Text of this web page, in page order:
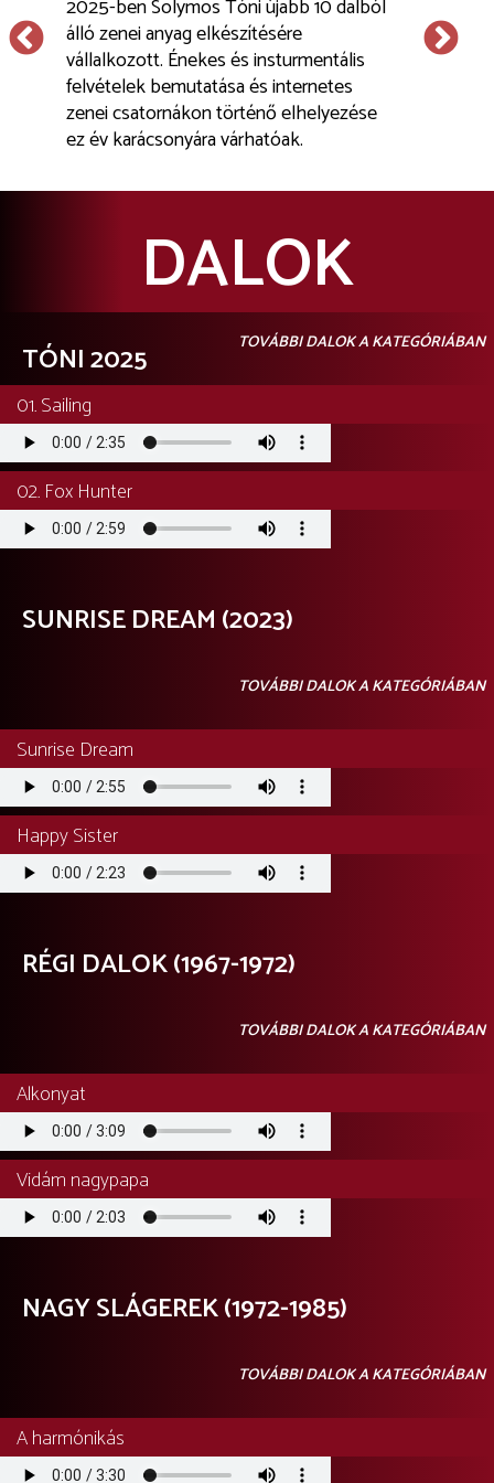
2025-ben Solymos Tóni újabb 10 dalból
álló zenei anyag elkészítésére
vállalkozott. Énekes és insturmentális
felvételek bemutatása és internetes
zenei csatornákon történő elhelyezése
ez év karácsonyára várhatóak.
A teljes
DALOK
TÓNI 2025 TOVÁBBI DALOK A KATEGÓRIÁBAN
01. Sailing
Audio
file
02. Fox Hunter
Audio
file
SUNRISE DREAM (2023)
TOVÁBBI DALOK A KATEGÓRIÁBAN
Sunrise Dream
Audio
file
Happy Sister
Audio
file
RÉGI DALOK (1967-1972)
TOVÁBBI DALOK A KATEGÓRIÁBAN
Alkonyat
Audio
file
Vidám nagypapa
Audio
file
NAGY SLÁGEREK (1972-1985)
TOVÁBBI DALOK A KATEGÓRIÁBAN
A harmónikás
Audio